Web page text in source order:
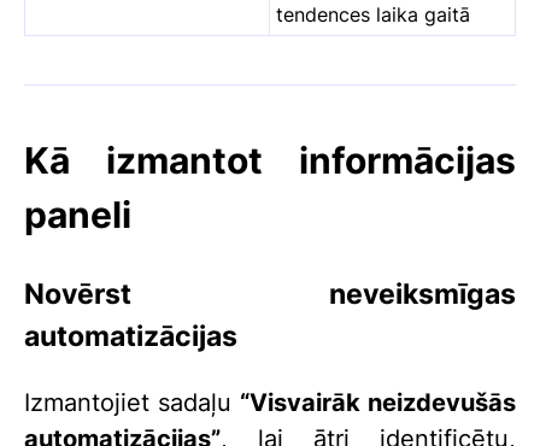
tendences laika gaitā
Kā izmantot informācijas
paneli
Novērst neveiksmīgas
automatizācijas
Izmantojiet sadaļu “Visvairāk neizdevušās
automatizācijas”, lai ātri identificētu,